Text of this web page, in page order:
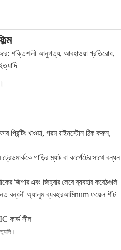
শক্তিশালী আনুগত্য, আবহাওয়া প্রতিরোধ,
প্রিন্টিং খাওয়া, গরম রাইনস্টোন ঠিক করুন,
গাড়ির ম্যাট বা কার্পেটের সাথে বন্ধন
জিপার এবং জিহ্বার লেবে ব্যবহার করেঠগুলি
বন্ধনী অ্যালুম ব্যবহারআমিnum ফয়েল শীট
কার্ড সীল
।